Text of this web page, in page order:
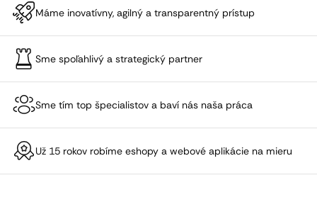
Máme inovatívny, agilný a transparentný prístup
Sme spoľahlivý a strategický partner
Sme tím top špecialistov a baví nás naša práca
Už 15 rokov robíme eshopy a webové aplikácie na mieru